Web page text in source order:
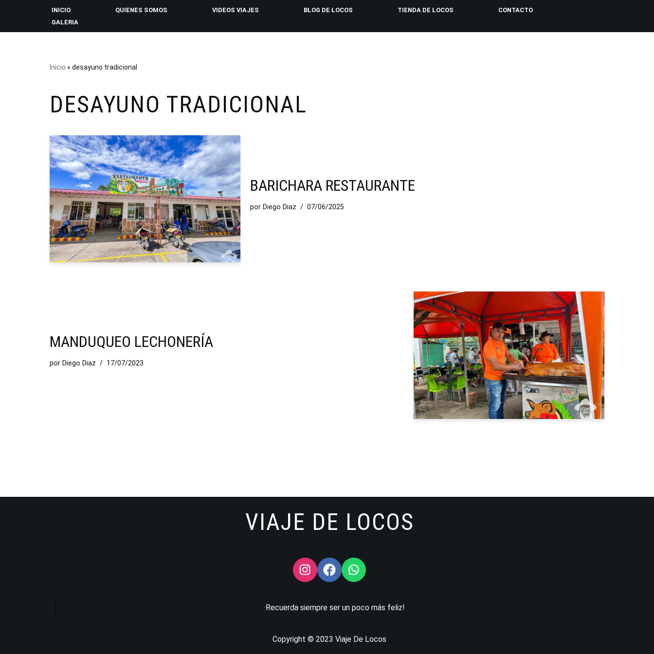
INICIO QUIENES SOMOS VIDEOS VIAJES BLOG DE LOCOS TIENDA DE LOCOS
CONTACTO
GALERIA
Inicio » desayuno tradicional
DESAYUNO TRADICIONAL
BARICHARA RESTAURANTE
por Diego Diaz 07/06/2025
MANDUQUEO LECHONERÍA
por Diego Diaz 17/07/2023
VIAJE DE LOCOS
Recuerda siempre ser un poco más feliz!
Copyright © 2023 Viaje De Locos